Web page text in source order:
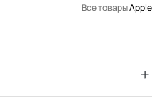
Все товарыApple